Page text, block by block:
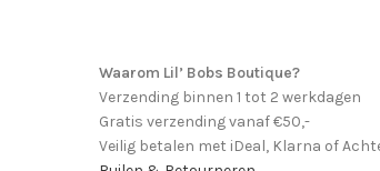
Waarom Lil’ Bobs Boutique?
Verzending binnen 1 tot 2 werkdagen
Gratis verzending vanaf €50,-
Veilig betalen met iDeal, Klarna of